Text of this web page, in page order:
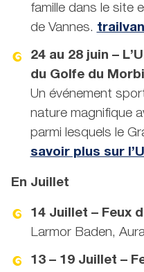
famille dans le site
de Vannes.
24 au 28 juin –
du Golfe du
Un événement
nature magnifique
parmi lesquels le
savoir plus sur
En Juillet
14 Juillet – Feux
Larmor Baden,
13 – 19 Juillet –